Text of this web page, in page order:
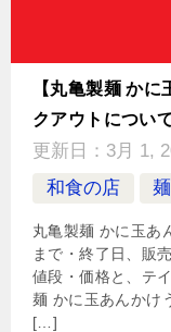
【丸亀製麺 か
クアウトについ
更新日： 3月 1,
和食の店
丸亀製麺 かに玉あ
まで・終了日、販
値段・価格と、テ
麺 かに玉あんかけ
[…]